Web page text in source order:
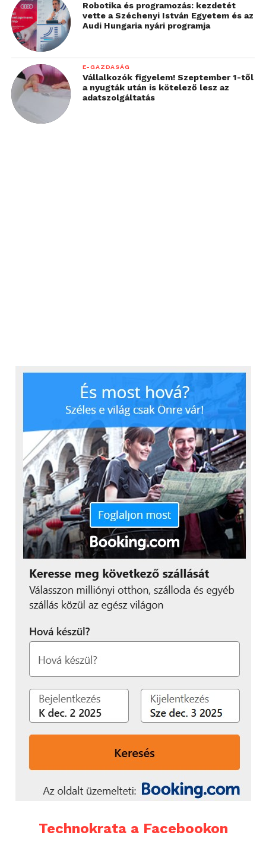
Robotika és programozás: kezdetét
vette a Széchenyi István Egyetem és az
Audi Hungaria nyári programja
E-GAZDASÁG
Vállalkozók figyelem! Szeptember 1-től
a nyugták után is kötelező lesz az
adatszolgáltatás
Technokrata a Facebookon